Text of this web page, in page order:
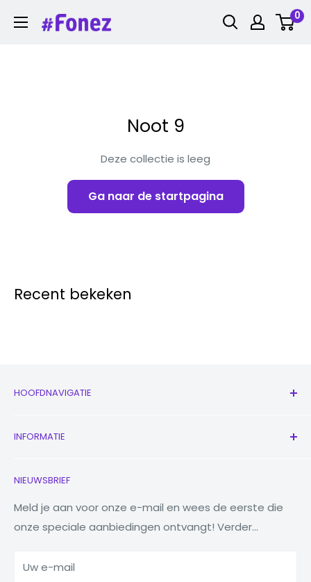
naar
Fonez 0
Noot 9
Deze collectie is leeg
Ga naar de startpagina
Recent bekeken
HOOFDNAVIGATIE
Nieuw
Horloges
Macbooks
Tabletten
Accessoires
INFORMATIE
Ons verhaal
Verminder Hergebruik Recycling
Waarom Fonez?
NIEUWSBRIEF
Meld je aan voor onze e-mail en wees de eerste die
onze speciale aanbiedingen ontvangt! Verder...
Uw e-mail